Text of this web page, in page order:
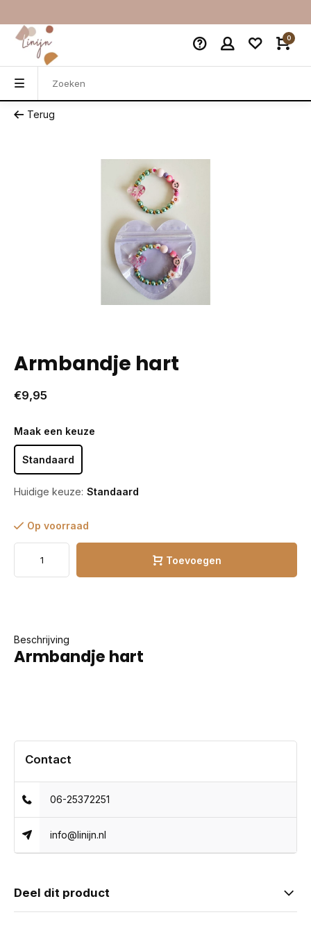
0
Terug
Armbandje hart
€9,95
Maak een keuze
Standaard
Huidige keuze: Standaard
Op voorraad
Toevoegen
Beschrijving
Armbandje hart
Contact
06-25372251
info@linijn.nl
Deel dit product